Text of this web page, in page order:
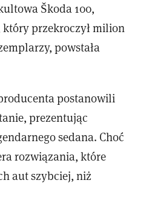
Škoda 100,
przekroczył milion
powstała
postanowili
prezentując
sedana. Choć
rozwiązania, które
aut szybciej, niż